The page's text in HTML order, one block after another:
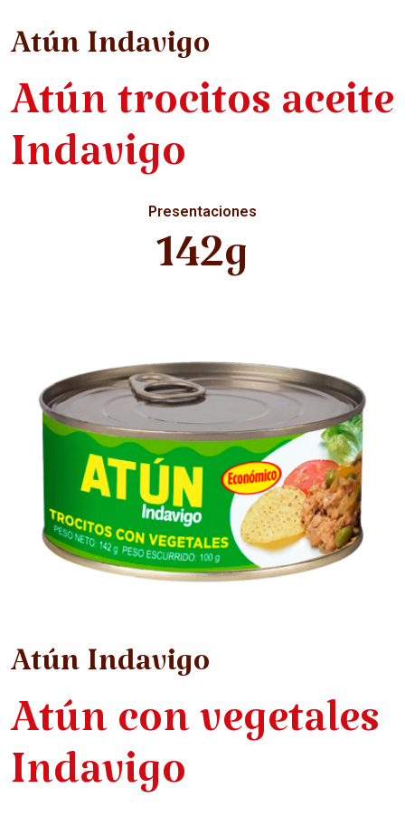
Atún Indavigo
Atún trocitos aceite
Indavigo
Presentaciones
142g
Atún Indavigo
Atún con vegetales
Indavigo